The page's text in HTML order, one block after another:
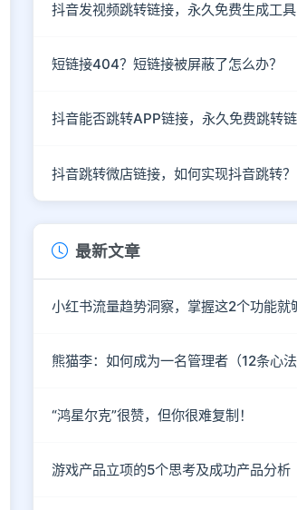
抖音发视频跳转链接，永久免费生成工具
短链接404？短链接被屏蔽了怎么办？
抖音能否跳转APP链接，永久免费跳转
抖音跳转微店链接，如何实现抖音跳转？
最新文章
小红书流量趋势洞察，掌握这2个功能就
熊猫李：如何成为一名管理者（12条心法
“鸿星尔克”很赞，但你很难复制！
游戏产品立项的5个思考及成功产品分析